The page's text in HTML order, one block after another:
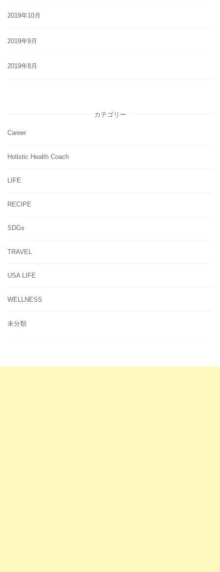
2019年10月
2019年9月
2019年8月
カテゴリー
Career
Holistic Health Coach
LIFE
RECIPE
SDGs
TRAVEL
USA LIFE
WELLNESS
未分類